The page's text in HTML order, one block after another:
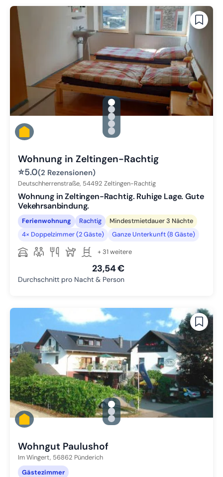
gallery.slide_selector
Zu Slide 1 wechseln
Zu Slide 2 wechseln
Zu Slide 3 wechseln
Zu Slide 4 wechseln
Zu Slide 5 wechseln
Wohnung in Zeltingen-Rachtig
⭐5.0(2 Rezensionen)
Deutschherrenstraße, 54492 Zeltingen-Rachtig
Wohnung in Zeltingen-Rachtig. Ruhige Lage. Gute
Vekehrsanbindung.
Ferienwohnung Rachtig
Mindestmietdauer 3 Nächte
4× Doppelzimmer (2 Gäste)
Ganze Unterkunft (8 Gäste)
+ 31 weitere
23,54 €
Durchschnitt pro Nacht & Person
gallery.slide_selector
Zu Slide 1 wechseln
Zu Slide 2 wechseln
Zu Slide 3 wechseln
Wohngut Paulushof
Im Wingert, 56862 Pünderich
Gästezimmer